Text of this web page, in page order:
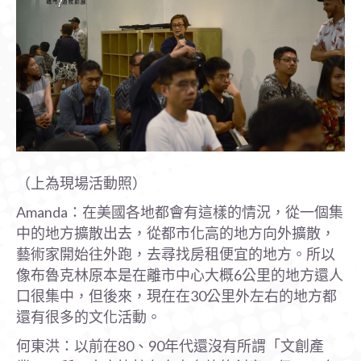
（上為現場活動照）
Amanda：在美國各地都會有這樣的情況，從一個集
中的地方擴散出去，從都市化高的地方向外擴散，
藝術家開始往外跑，去尋找房租便宜的地方。所以
像布魯克林原本是在離市中心大概6公里的地方還人
口很集中，但後來，現在在30公里外左右的地方都
還有很多的文化活動。
何東洪：以前在80、90年代還沒有所謂「文創產